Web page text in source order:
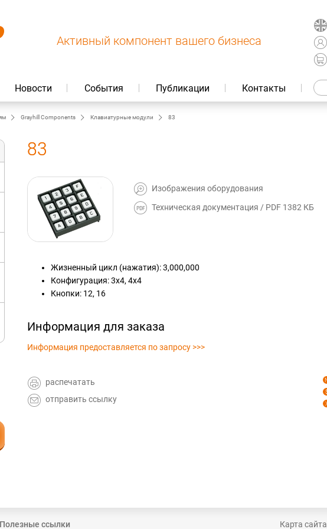
Активный компонент вашего бизнеса
Новости События Публикации Контакты
Grayhill Components Клавиатурные модули 83
83
Изображения оборудования
Техническая документация / PDF 1382 КБ
Жизненный цикл (нажатия): 3,000,000
Конфигурация: 3x4, 4x4
Кнопки: 12, 16
Информация для заказа
Информация предоставляется по запросу >>>
распечатать
отправить ссылку
Полезные ссылки Карта сайта